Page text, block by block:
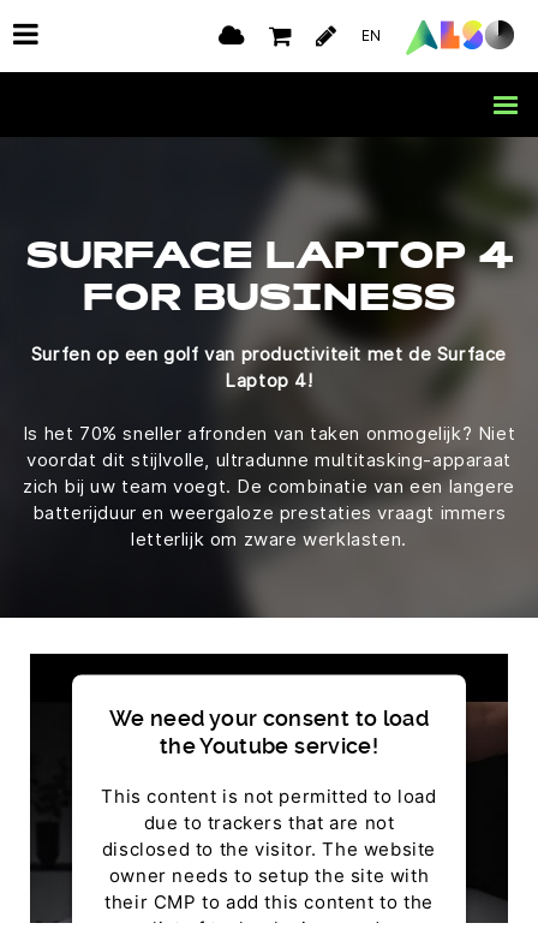
EN
SURFACE LAPTOP 4
FOR BUSINESS
Surfen op een golf van productiviteit met de Surface
Laptop 4!
Is het 70% sneller afronden van taken onmogelijk? Niet
voordat dit stijlvolle, ultradunne multitasking-apparaat
zich bij uw team voegt. De combinatie van een langere
batterijduur en weergaloze prestaties vraagt immers
letterlijk om zware werklasten.
We need your consent to load
the Youtube service!
This content is not permitted to load
due to trackers that are not
disclosed to the visitor. The website
owner needs to setup the site with
their CMP to add this content to the
list of technologies used.